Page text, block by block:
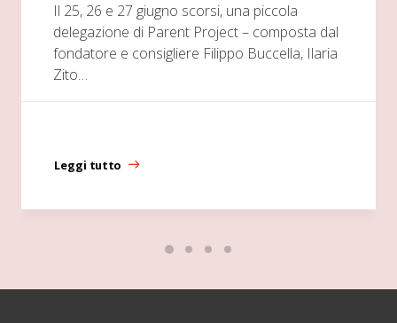
Il 25, 26 e 27 giugno scorsi, una piccola
delegazione di Parent Project – composta dal
fondatore e consigliere Filippo Buccella, Ilaria
Zito…
Leggi tutto